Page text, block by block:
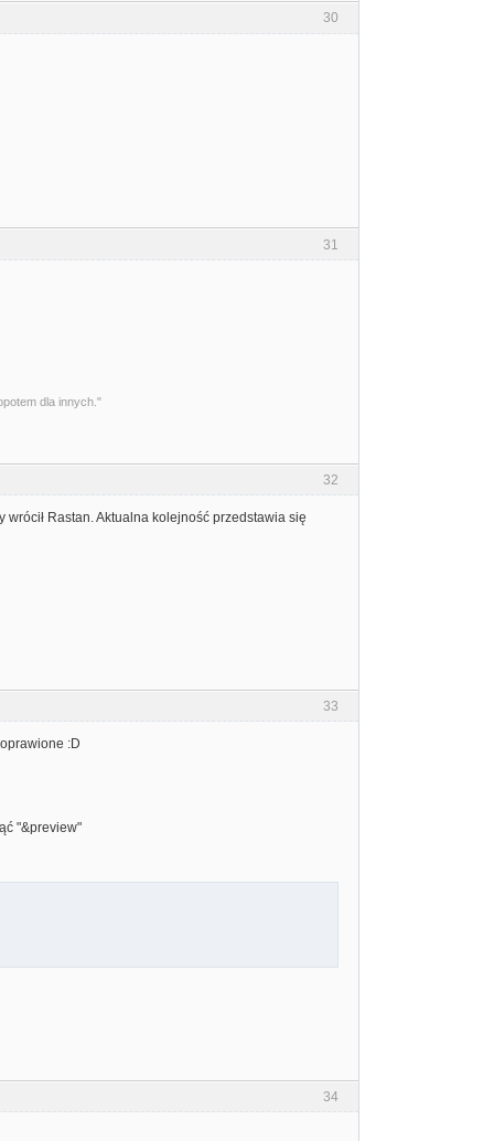
30
31
dla innych."
32
Rastan. Aktualna kolejność przedstawia się
33
:D
"&preview"
34